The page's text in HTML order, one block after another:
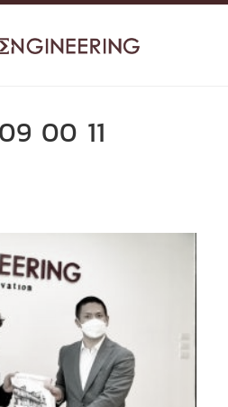
00 11